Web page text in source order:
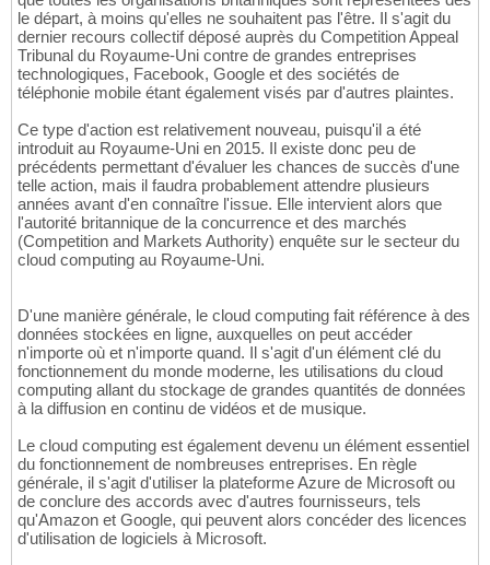
le départ, à moins qu'elles ne souhaitent pas l'être. Il s'agit du
dernier recours collectif déposé auprès du Competition Appeal
Tribunal du Royaume-Uni contre de grandes entreprises
technologiques, Facebook, Google et des sociétés de
téléphonie mobile étant également visés par d'autres plaintes.
Ce type d'action est relativement nouveau, puisqu'il a été
introduit au Royaume-Uni en 2015. Il existe donc peu de
précédents permettant d'évaluer les chances de succès d'une
telle action, mais il faudra probablement attendre plusieurs
années avant d'en connaître l'issue. Elle intervient alors que
l'autorité britannique de la concurrence et des marchés
(Competition and Markets Authority) enquête sur le secteur du
cloud computing au Royaume-Uni.
D'une manière générale, le cloud computing fait référence à des
données stockées en ligne, auxquelles on peut accéder
n'importe où et n'importe quand. Il s'agit d'un élément clé du
fonctionnement du monde moderne, les utilisations du cloud
computing allant du stockage de grandes quantités de données
à la diffusion en continu de vidéos et de musique.
Le cloud computing est également devenu un élément essentiel
du fonctionnement de nombreuses entreprises. En règle
générale, il s'agit d'utiliser la plateforme Azure de Microsoft ou
de conclure des accords avec d'autres fournisseurs, tels
qu'Amazon et Google, qui peuvent alors concéder des licences
d'utilisation de logiciels à Microsoft.